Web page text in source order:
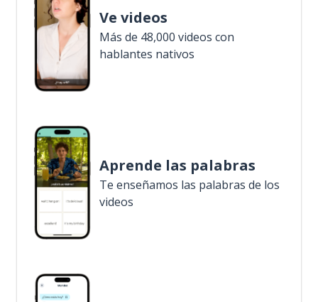
Ve videos
Más de 48,000 videos con
hablantes nativos
Aprende las palabras
Te enseñamos las palabras de los
videos